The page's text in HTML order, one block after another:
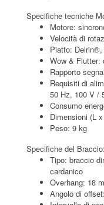
Specifiche tecniche
Motore:
Velocità di
Piatto:
Wow & Flutter:
Rapporto
Requisiti di
50 Hz, 100 V /
Consumo
Dimensioni (L
Peso: 9 kg
Specifiche del Braccio:
Tipo: braccio
cardanico
Overhang: 18
Angolo di